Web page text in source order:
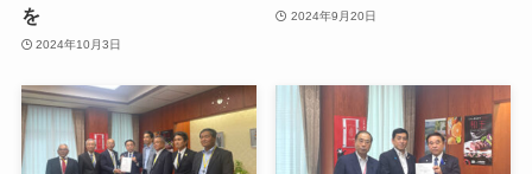
を
2024年10月3日
2024年9月20日